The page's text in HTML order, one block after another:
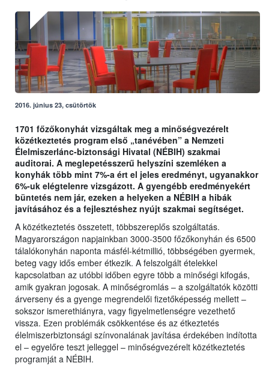
2016. június 23, csütörtök
1701 főzőkonyhát vizsgáltak meg a minőségvezérelt
közétkeztetés program első „tanévében” a Nemzeti
Élelmiszerlánc-biztonsági Hivatal (NÉBIH) szakmai
auditorai. A meglepetésszerű helyszíni szemléken a
konyhák több mint 7%-a ért el jeles eredményt, ugyanakkor
6%-uk elégtelenre vizsgázott. A gyengébb eredményekért
büntetés nem jár, ezeken a helyeken a NÉBIH a hibák
javításához és a fejlesztéshez nyújt szakmai segítséget.
A közétkeztetés összetett, többszereplős szolgáltatás.
Magyarországon napjainkban 3000-3500 főzőkonyhán és 6500
tálalókonyhán naponta másfél-kétmillió, többségében gyermek,
beteg vagy idős ember étkezik. A felszolgált ételekkel
kapcsolatban az utóbbi időben egyre több a minőségi kifogás,
amik gyakran jogosak. A minőségromlás – a szolgáltatók közötti
árverseny és a gyenge megrendelői fizetőképesség mellett –
sokszor ismerethiányra, vagy figyelmetlenségre vezethető
vissza. Ezen problémák csökkentése és az étkeztetés
élelmiszerbiztonsági színvonalának javítása érdekében indította
el – egyelőre teszt jelleggel – minőségvezérelt közétkeztetés
programját a NÉBIH.